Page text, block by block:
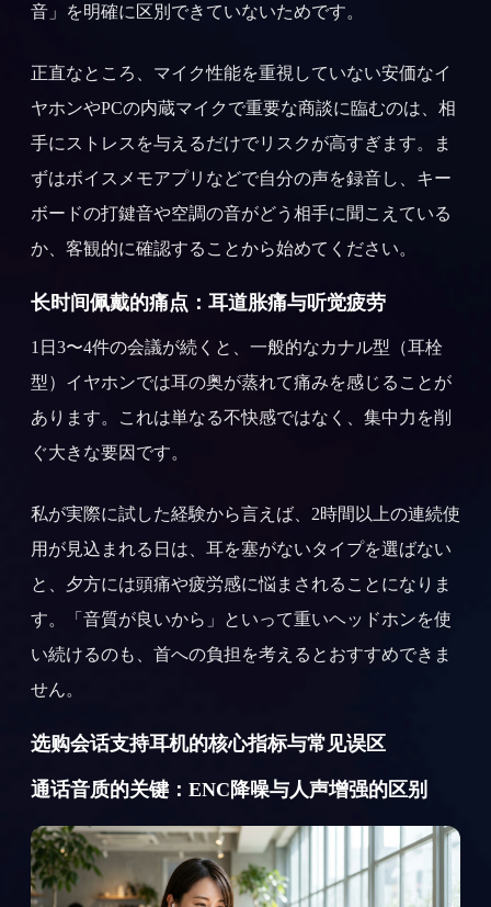
音」を明確に区別できていないためです。
正直なところ、マイク性能を重視していない安価なイ
ヤホンやPCの内蔵マイクで重要な商談に臨むのは、相
手にストレスを与えるだけでリスクが高すぎます。ま
ずはボイスメモアプリなどで自分の声を録音し、キー
ボードの打鍵音や空調の音がどう相手に聞こえている
か、客観的に確認することから始めてください。
长时间佩戴的痛点：耳道胀痛与听觉疲劳
1日3〜4件の会議が続くと、一般的なカナル型（耳栓
型）イヤホンでは耳の奥が蒸れて痛みを感じることが
あります。これは単なる不快感ではなく、集中力を削
ぐ大きな要因です。
私が実際に試した経験から言えば、2時間以上の連続使
用が見込まれる日は、耳を塞がないタイプを選ばない
と、夕方には頭痛や疲労感に悩まされることになりま
す。「音質が良いから」といって重いヘッドホンを使
い続けるのも、首への負担を考えるとおすすめできま
せん。
选购会话支持耳机的核心指标与常见误区
通话音质的关键：ENC降噪与人声增强的区别